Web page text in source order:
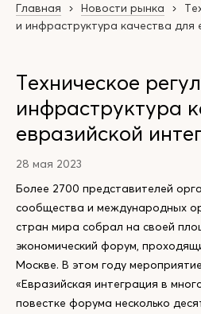
Главная Новости рынка
и инфраструктура качества для
Техническое
инфраструктура
евразийской
28 мая 2023
Более 2700 представителей
сообщества и международных
стран мира собрал на своей
экономический форум,
Москве. В этом году
«Евразийская интеграция в
повестке форума несколько